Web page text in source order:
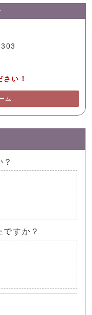
い！
ム
すか？